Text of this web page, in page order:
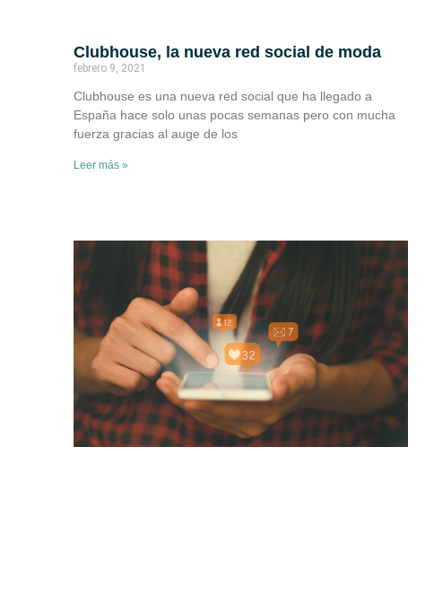
Clubhouse, la nueva red social de moda
febrero 9, 2021
Clubhouse es una nueva red social que ha llegado a
España hace solo unas pocas semanas pero con mucha
fuerza gracias al auge de los
Leer más »